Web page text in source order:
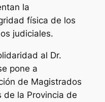
la
física de los
judiciales.
al Dr.
pone a
de Magistrados
de la Provincia de